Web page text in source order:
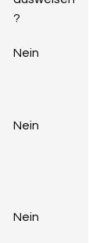
?
Nein
Nein
Nein